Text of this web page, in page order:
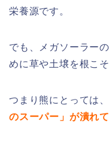
栄養源です。
でも、メガソーラー
めに草や土壌を根こ
つまり熊にとっては、
のスーパー」が潰れ